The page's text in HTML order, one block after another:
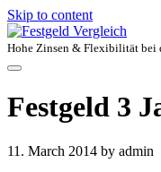
Skip to content
Hohe Zinsen & Flexibilität bei
Festgeld 3
11. March 2014 by admin